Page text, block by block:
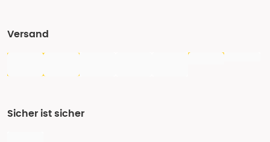
Versand
Sicher ist sicher